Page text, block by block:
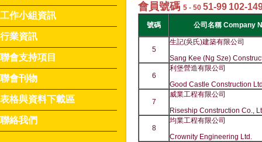
工作小組資訊
行業資訊
聯會支持項目
聯會刊物
表格與資料下載區
聯絡我們
會員號碼 5 - 50 51-99 102-
號碼 公司名稱 Company
5
生記(吳氏)建築有限公司
Sang Kee (Ng Sze)
6
利堡營造有限公司
Good Castle Construction
7
威業工程有限公司
Riseship Construction Co.,
8
均業工程有限公司
Crownity Engineering Ltd.